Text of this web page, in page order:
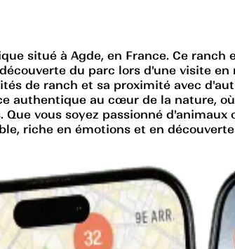
situé à Agde, en France. Ce
du parc lors d'une visite
de ranch et sa proximité avec
authentique au cœur de la nature,
vous soyez passionné
riche en émotions et en